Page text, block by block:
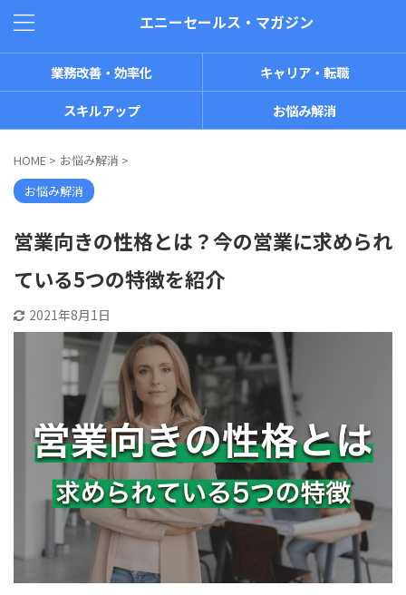
エニーセールス・マガジン
業務改善・効率化
キャリア・転職
スキルアップ
お悩み解消
HOME > お悩み解消 >
お悩み解消
営業向きの性格とは？今の営業に求められ
ている5つの特徴を紹介
2021年8月1日